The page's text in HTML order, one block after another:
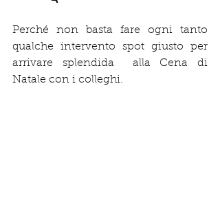
Perché non basta fare ogni tanto
qualche intervento spot giusto per
arrivare splendida  alla Cena di
Natale con i colleghi.